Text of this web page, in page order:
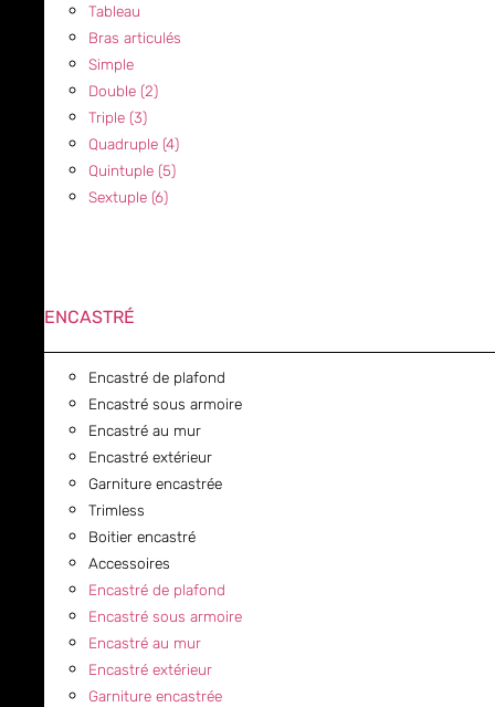
Tableau
Bras articulés
Simple
Double (2)
Triple (3)
Quadruple (4)
Quintuple (5)
Sextuple (6)
ENCASTRÉ
Encastré de plafond
Encastré sous armoire
Encastré au mur
Encastré extérieur
Garniture encastrée
Trimless
Boitier encastré
Accessoires
Encastré de plafond
Encastré sous armoire
Encastré au mur
Encastré extérieur
Garniture encastrée